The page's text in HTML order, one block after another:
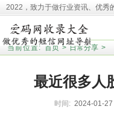
2022，致力于做行业资讯、优秀
本站收录相关网址皆来源于网络
理！并且提醒大家！
当前位置:
首页 > 日常分享 >
最近很多人
时间: 2024-01-27